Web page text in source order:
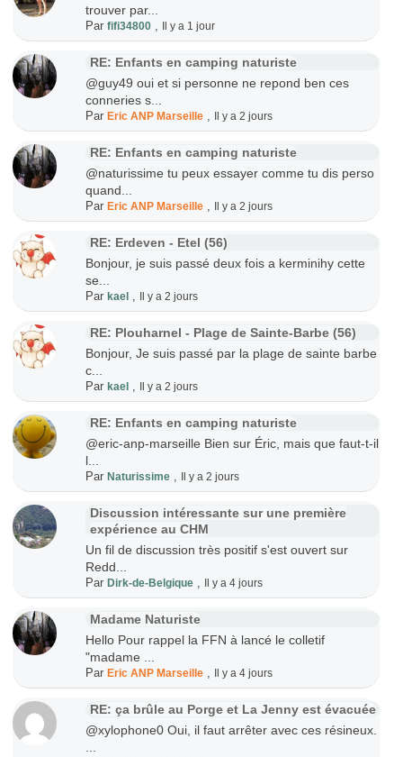
trouver par...
Parfifi34800 Il y a 1 jour
RE: Enfants en camping naturiste
@guy49 oui et si personne ne repond ben ces
conneries s...
ParEric ANP Marseille Il y a 2 jours
RE: Enfants en camping naturiste
@naturissime tu peux essayer comme tu dis perso
quand...
ParEric ANP Marseille Il y a 2 jours
RE: Erdeven - Etel (56)
Bonjour, je suis passé deux fois a kerminihy cette
se...
Parkael Il y a 2 jours
RE: Plouharnel - Plage de Sainte-Barbe (56)
Bonjour, Je suis passé par la plage de sainte barbe
c...
Parkael Il y a 2 jours
RE: Enfants en camping naturiste
@eric-anp-marseille Bien sur Éric, mais que faut-t-il
l...
ParNaturissime Il y a 2 jours
Discussion intéressante sur une première
expérience au CHM
Un fil de discussion très positif s'est ouvert sur
Redd...
ParDirk-de-Belgique Il y a 4 jours
Madame Naturiste
Hello Pour rappel la FFN à lancé le colletif
"madame ...
ParEric ANP Marseille Il y a 4 jours
RE: ça brûle au Porge et La Jenny est évacuée
@xylophone0 Oui, il faut arrêter avec ces résineux.